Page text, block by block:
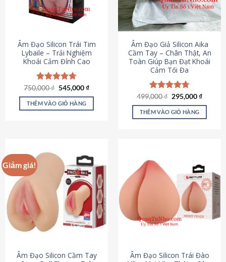
Âm Đạo Silicon Trái Tim
Lybaile – Trải Nghiệm
Khoái Cảm Đỉnh Cao
Được xếp
hạng4.70
5 sao
750,000₫ Giá
là:
750,000 ₫.
545,000₫Giá
tại
545,000 ₫.
THÊM VÀO GIỎ HÀNG
Âm Đạo Giả Silicon Aika
Cầm Tay – Chân Thật, An
Toàn Giúp Bạn Đạt Khoái
Cảm Tối Đa
Được xếp
hạng4.75
5 sao
499,000₫ Giá
là:
499,000 ₫.
295,000₫Giá
tại
THÊM VÀO GIỎ HÀNG
Giảm giá!
Âm Đạo Silicon Cầm Tay
Âm Đạo Silicon Trái Đào